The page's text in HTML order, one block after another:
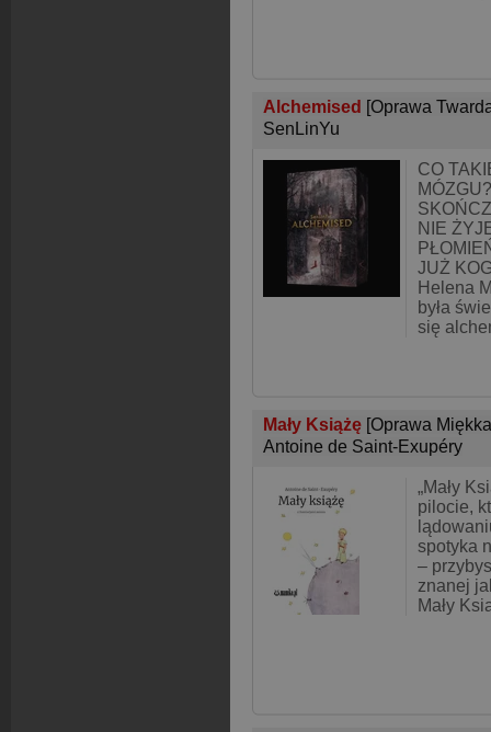
Alchemised [Oprawa
SenLinYu
CO
NIE
JUŻ
Helena
była
się
Mały Książę [Oprawa
Antoine de Saint-Exupéry
„Mały
pilocie,
spotyka
–
znanej
Mały